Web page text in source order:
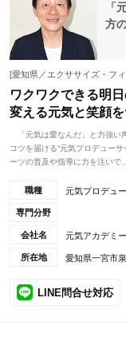
「
方
[愛知県／エクササイズ・フ
ワクワクできる明
変える元気と笑顔を
「元気は愛なんだ」と力強い
コツを届ける“元気プロデュー
ーツの普及や指導に力を注いで...
職種 元気プロデュ
専門分野
会社名 元気アカデミー
所在地 愛知県一宮市
LINE問合せ対応